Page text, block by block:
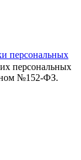
персональных
персональных
№152-ФЗ.